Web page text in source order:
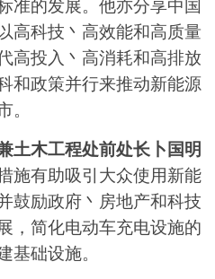
准的发展。他亦分享中国
高科技丶高效能和高质量
高投入丶高消耗和高排放
和政策并行来推动新能源
土木工程处前处长卜国明
施有助吸引大众使用新能
鼓励政府丶房地产和科技
，简化电动车充电设施的
基础设施。